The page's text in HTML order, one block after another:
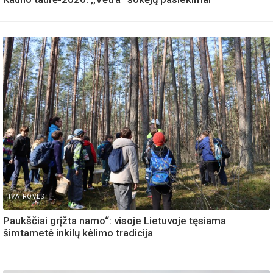
IVAIROVES
Paukščiai grįžta namo“: visoje Lietuvoje tęsiama
šimtametė inkilų kėlimo tradicija